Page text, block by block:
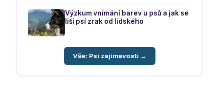
Výzkum vnímání barev u psů a jak se
liší psí zrak od lidského
Vše: Psí zajímavosti →